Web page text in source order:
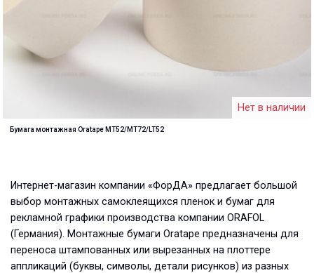
Нет в наличии
Бумага монтажная Oratape MT52/MT72/LT52
Интернет-магазин компании «ФорДА» предлагает большой
выбор монтажных самоклеящихся пленок и бумаг для
рекламной графики производства компании ORAFOL
(Германия). Монтажные бумаги Oratape предназначены для
переноса штампованных или вырезанных на плоттере
аппликаций (буквы, символы, детали рисунков) из разных